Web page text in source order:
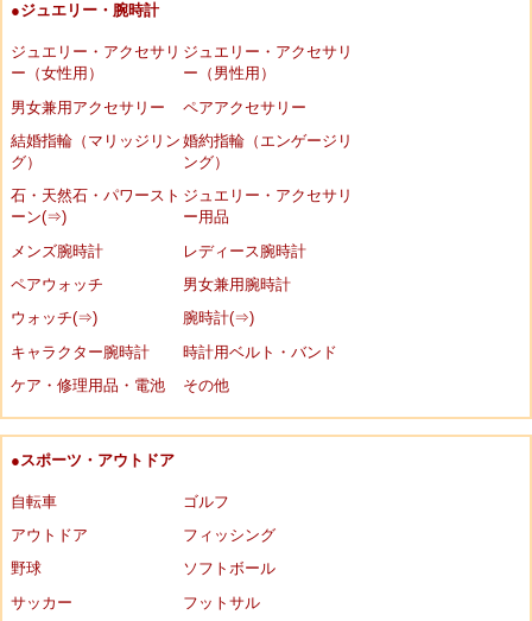
●ジュエリー・腕時計
ジュエリー・アクセサリ
ー（女性用）
ジュエリー・アクセサリ
ー（男性用）
男女兼用アクセサリー
ペアアクセサリー
結婚指輪（マリッジリン
グ）
婚約指輪（エンゲージリ
ング）
石・天然石・パワースト
ーン(⇒)
ジュエリー・アクセサリ
ー用品
メンズ腕時計
レディース腕時計
ペアウォッチ
男女兼用腕時計
ウォッチ(⇒)
腕時計(⇒)
キャラクター腕時計
時計用ベルト・バンド
ケア・修理用品・電池
その他
●スポーツ・アウトドア
自転車
ゴルフ
アウトドア
フィッシング
野球
ソフトボール
サッカー
フットサル